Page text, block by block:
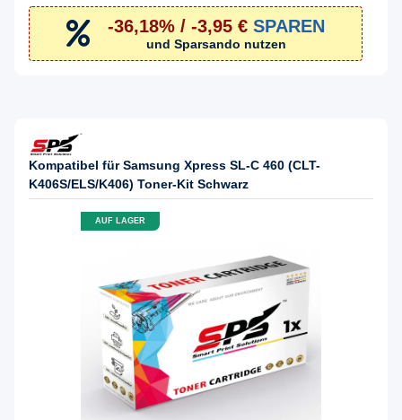
-36,18% / -3,95 € SPAREN
und Sparsando nutzen
Kompatibel für Samsung Xpress SL-C 460 (CLT-
K406S/ELS/K406) Toner-Kit Schwarz
AUF LAGER